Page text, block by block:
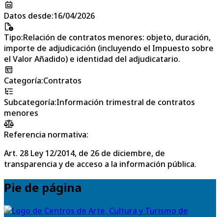
Datos desde:16/04/2026
Tipo:Relación de contratos menores: objeto, duración,
importe de adjudicación (incluyendo el Impuesto sobre
el Valor Añadido) e identidad del adjudicatario.
Categoría:Contratos
Subcategoría:Información trimestral de contratos
menores
Referencia normativa:
Art. 28 Ley 12/2014, de 26 de diciembre, de
transparencia y de acceso a la información pública.
Pie de página